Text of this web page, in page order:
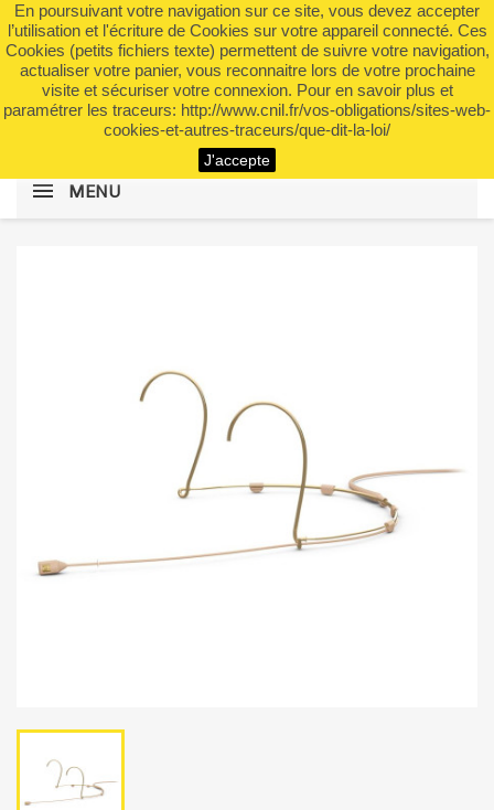
En poursuivant votre navigation sur ce site, vous devez accepter
l’utilisation et l'écriture de Cookies sur votre appareil connecté. Ces
Cookies (petits fichiers texte) permettent de suivre votre navigation,
actualiser votre panier, vous reconnaitre lors de votre prochaine
visite et sécuriser votre connexion. Pour en savoir plus et
paramétrer les traceurs: http://www.cnil.fr/vos-obligations/sites-web-
cookies-et-autres-traceurs/que-dit-la-loi/
J'accepte
 shopping_cart (0)

search
MENU